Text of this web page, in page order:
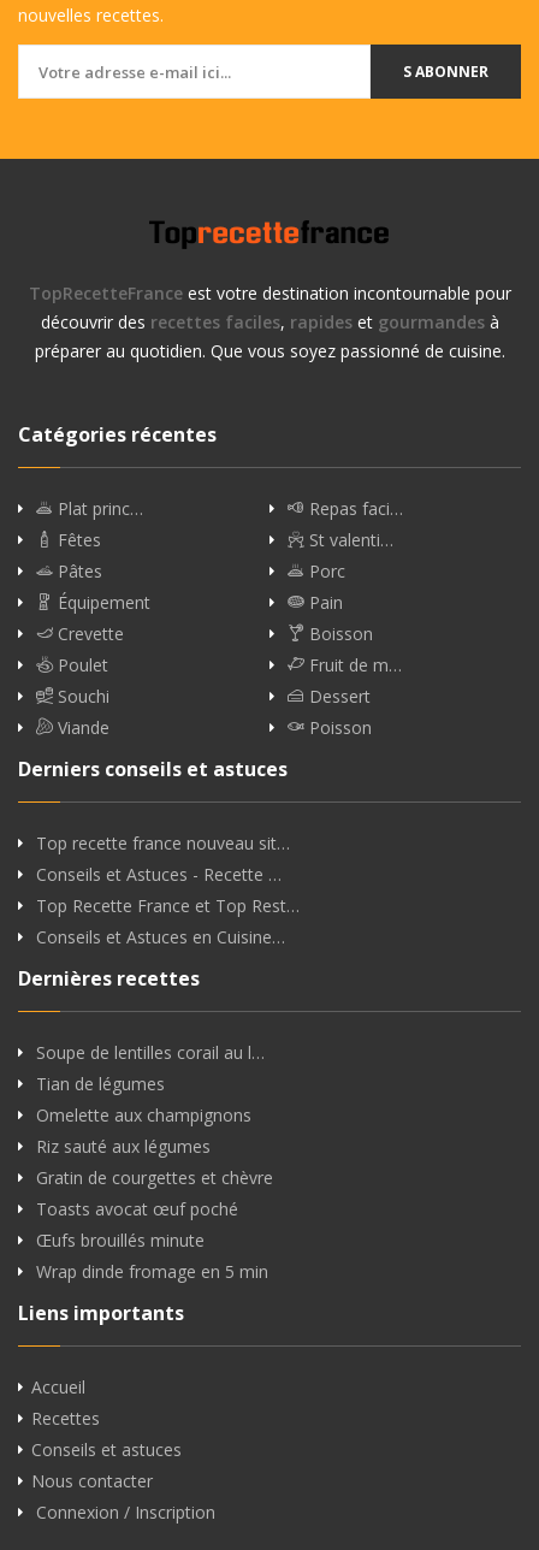
nouvelles recettes.
S ABONNER
TopRecetteFranceest votre destination incontournable pour
découvrir des recettes faciles, rapideset gourmandesà
préparer au quotidien. Que vous soyez passionné de cuisine.
Catégories récentes
Plat princ…
Repas faci…
Fêtes
St valenti…
Pâtes
Porc
Équipement
Pain
Crevette
Boisson
Poulet
Fruit de m…
Souchi
Dessert
Viande
Poisson
Derniers conseils et astuces
Top recette france nouveau sit…
Conseils et Astuces - Recette …
Top Recette France et Top Rest…
Conseils et Astuces en Cuisine…
Dernières recettes
Soupe de lentilles corail au l…
Tian de légumes
Omelette aux champignons
Riz sauté aux légumes
Gratin de courgettes et chèvre
Toasts avocat œuf poché
Œufs brouillés minute
Wrap dinde fromage en 5 min
Liens importants
Accueil
Recettes
Conseils et astuces
Nous contacter
Connexion / Inscription